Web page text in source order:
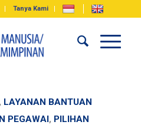
Tanya Kami
LAYANAN BANTUAN
PEGAWAI, PILIHAN